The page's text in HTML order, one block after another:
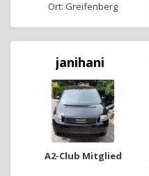
Ort: Greifenberg
janihani
A2-Club Mitglied